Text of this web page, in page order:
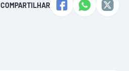
COMPARTILHAR